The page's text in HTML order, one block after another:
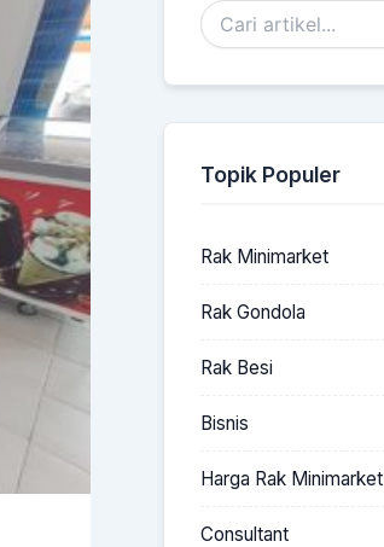
Topik Populer
Rak Minimarket
Rak Gondola
Rak Besi
Bisnis
Harga Rak Minimarket
Consultant